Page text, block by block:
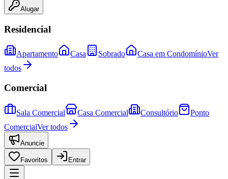
Alugar
Residencial
Apartamento Casa Sobrado Casa em CondomínioVer
todos
Comercial
Sala Comercial Casa Comercial Consultório
Ponto
ComercialVer todos
Anuncie
Favoritos Entrar